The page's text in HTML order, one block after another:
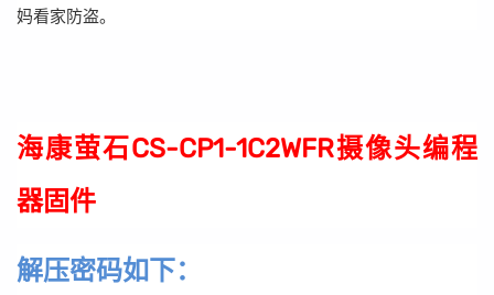
妈看家防盗。
海康萤石CS-CP1-1C2WFR摄像头编程
器固件
解压密码如下：